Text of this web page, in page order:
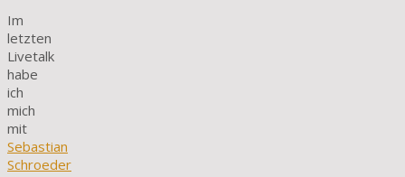
Im
letzten
Livetalk
habe
ich
mich
mit
Sebastian
Schroeder